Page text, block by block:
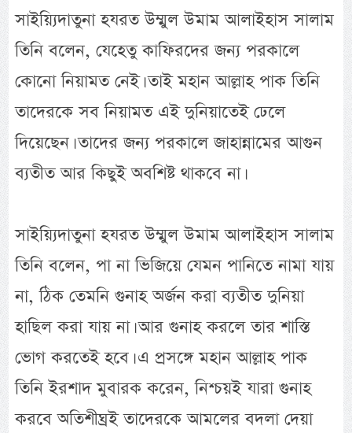
সাইয়্যিদাতুনা হযরত উম্মুল উমাম আলাইহাস সালাম
তিনি বলেন, যেহেতু কাফিরদের জন্য পরকালে
কোনো নিয়ামত নেই। তাই মহান আল্লাহ পাক তিনি
তাদেরকে সব নিয়ামত এই দুনিয়াতেই ঢেলে
দিয়েছেন। তাদের জন্য পরকালে জাহান্নামের আগুন
ব্যতীত আর কিছুই অবশিষ্ট থাকবে না।
সাইয়্যিদাতুনা হযরত উম্মুল উমাম আলাইহাস সালাম
তিনি বলেন, পা না ভিজিয়ে যেমন পানিতে নামা যায়
না, ঠিক তেমনি গুনাহ অর্জন করা ব্যতীত দুনিয়া
হাছিল করা যায় না। আর গুনাহ করলে তার শাস্তি
ভোগ করতেই হবে। এ প্রসঙ্গে মহান আল্লাহ পাক
তিনি ইরশাদ মুবারক করেন, নিশ্চয়ই যারা গুনাহ
করবে অতিশীঘ্রই তাদেরকে আমলের বদলা দেয়া